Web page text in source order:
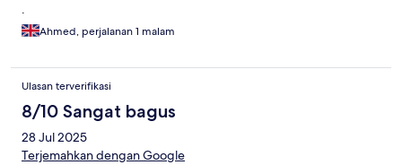
.
Ahmed, perjalanan 1 malam
Ulasan terverifikasi
8/10 Sangat bagus
28 Jul 2025
Terjemahkan dengan Google